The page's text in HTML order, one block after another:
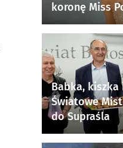
koronę Miss
Babka, kiszka
Światowe
do Supraśla